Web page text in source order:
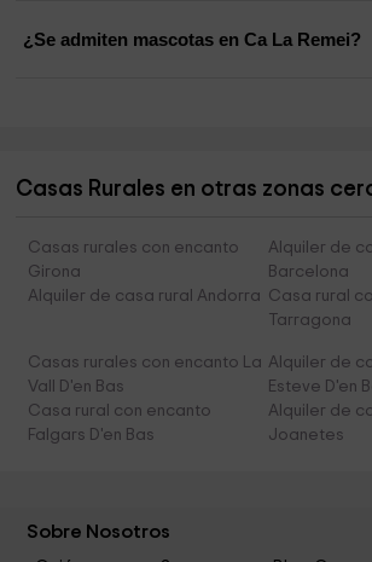
¿Se admiten mascotas en Ca La Remei?
Casas Rurales en otras zonas
Casas rurales con encanto
Girona
Alquiler de
Barcelona
Alquiler de casa rural Andorra Casa rural
Tarragona
Casas rurales con encanto La
Vall D'en Bas
Alquiler de
Esteve D'en
Casa rural con encanto
Falgars D'en Bas
Alquiler de
Joanetes
Sobre Nosotros